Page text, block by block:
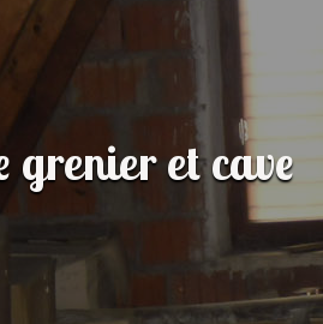
grenier et cave